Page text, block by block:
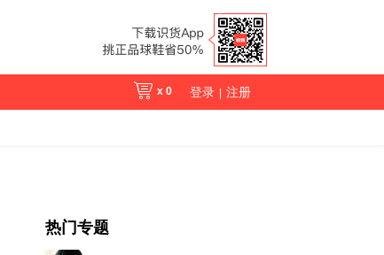
x 0 登录 注册
热门专题